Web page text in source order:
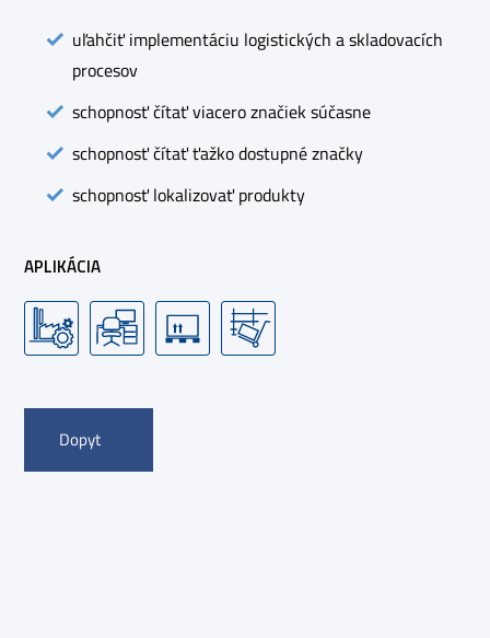
uľahčiť implementáciu logistických a skladovacích
procesov
schopnosť čítať viacero značiek súčasne
schopnosť čítať ťažko dostupné značky
schopnosť lokalizovať produkty
APLIKÁCIA
Dopyt